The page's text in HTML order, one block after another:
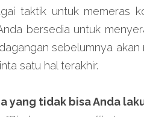
taktik untuk memeras
bersedia untuk
sebelumnya
satu hal terakhir.
yang tidak bisa Anda